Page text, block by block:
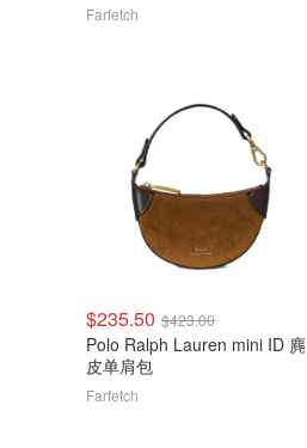
Farfetch
$235.50 $423.00
Polo Ralph Lauren mini ID 麂
皮单肩包
Farfetch